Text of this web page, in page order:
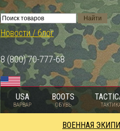
Новости / блог
8 (800) 70-777-68
USA
ВАРВАР
BOOTS
ОБУВЬ
ВОЕННАЯ